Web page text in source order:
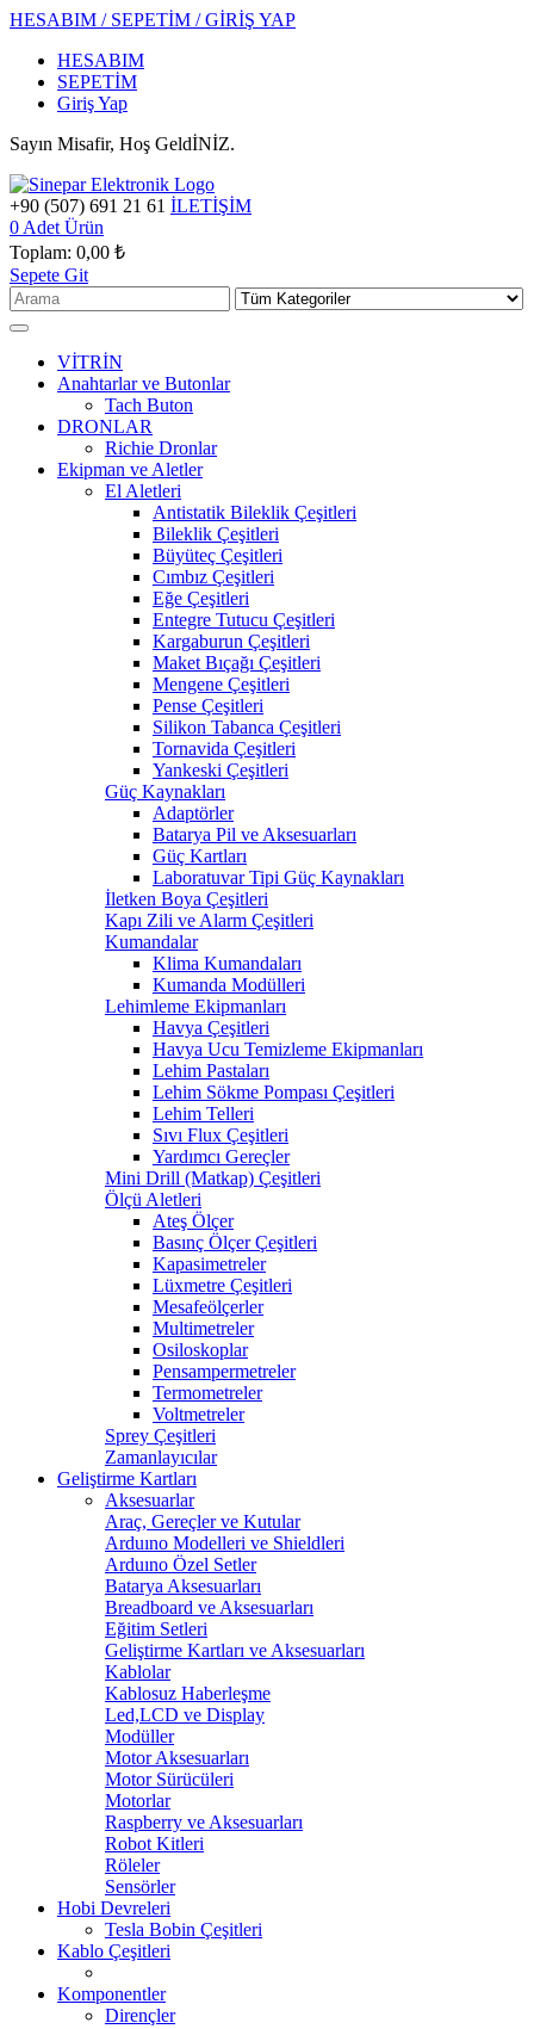
HESABIM / SEPETİM / GİRİŞ YAP
HESABIM
SEPETİM
Giriş Yap
Sayın Misafir, Hoş GeldİNİZ.
+90 (507) 691 21 61 İLETİŞİM
0 Adet Ürün
Toplam: 0,00 ₺
Sepete Git
VİTRİN
Anahtarlar ve Butonlar
Tach Buton
DRONLAR
Richie Dronlar
Ekipman ve Aletler
El Aletleri
Antistatik Bileklik Çeşitleri
Bileklik Çeşitleri
Büyüteç Çeşitleri
Cımbız Çeşitleri
Eğe Çeşitleri
Entegre Tutucu Çeşitleri
Kargaburun Çeşitleri
Maket Bıçağı Çeşitleri
Mengene Çeşitleri
Pense Çeşitleri
Silikon Tabanca Çeşitleri
Tornavida Çeşitleri
Yankeski Çeşitleri
Güç Kaynakları
Adaptörler
Batarya Pil ve Aksesuarları
Güç Kartları
Laboratuvar Tipi Güç Kaynakları
İletken Boya Çeşitleri
Kapı Zili ve Alarm Çeşitleri
Kumandalar
Klima Kumandaları
Kumanda Modülleri
Lehimleme Ekipmanları
Havya Çeşitleri
Havya Ucu Temizleme Ekipmanları
Lehim Pastaları
Lehim Sökme Pompası Çeşitleri
Lehim Telleri
Sıvı Flux Çeşitleri
Yardımcı Gereçler
Mini Drill (Matkap) Çeşitleri
Ölçü Aletleri
Ateş Ölçer
Basınç Ölçer Çeşitleri
Kapasimetreler
Lüxmetre Çeşitleri
Mesafeölçerler
Multimetreler
Osiloskoplar
Pensampermetreler
Termometreler
Voltmetreler
Sprey Çeşitleri
Zamanlayıcılar
Geliştirme Kartları
Aksesuarlar
Araç, Gereçler ve Kutular
Arduıno Modelleri ve Shieldleri
Arduıno Özel Setler
Batarya Aksesuarları
Breadboard ve Aksesuarları
Eğitim Setleri
Geliştirme Kartları ve Aksesuarları
Kablolar
Kablosuz Haberleşme
Led,LCD ve Display
Modüller
Motor Aksesuarları
Motor Sürücüleri
Motorlar
Raspberry ve Aksesuarları
Robot Kitleri
Röleler
Sensörler
Hobi Devreleri
Tesla Bobin Çeşitleri
Kablo Çeşitleri
Komponentler
Dirençler